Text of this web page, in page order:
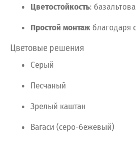
Цветостойкость:
Простоймонтаж благодаря
Цветовые решения
Серый
Песчаный
Зрелый каштан
Вагаси (серо-бежевый)